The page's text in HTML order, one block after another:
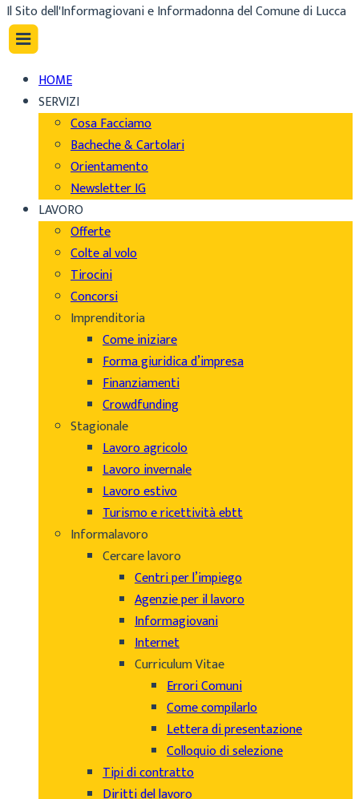
Il Sito dell'Informagiovani e Informadonna del Comune di Lucca
HOME
SERVIZI
Cosa Facciamo
Bacheche & Cartolari
Orientamento
Newsletter IG
LAVORO
Offerte
Colte al volo
Tirocini
Concorsi
Imprenditoria
Come iniziare
Forma giuridica d’impresa
Finanziamenti
Crowdfunding
Stagionale
Lavoro agricolo
Lavoro invernale
Lavoro estivo
Turismo e ricettività ebtt
Informalavoro
Cercare lavoro
Centri per l’impiego
Agenzie per il lavoro
Informagiovani
Internet
Curriculum Vitae
Errori Comuni
Come compilarlo
Lettera di presentazione
Colloquio di selezione
Tipi di contratto
Diritti del lavoro